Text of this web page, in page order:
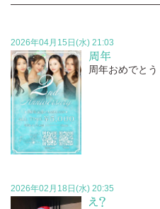
2026年04月15日(水) 21:03
周年
周年おめでとう
2026年02月18日(水) 20:35
え？